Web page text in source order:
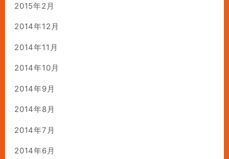
2015年2月
2014年12月
2014年11月
2014年10月
2014年9月
2014年8月
2014年7月
2014年6月